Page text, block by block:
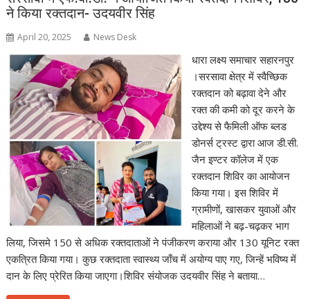
ने किया रक्तदान- उदयवीर सिंह
April 20, 2025 News Desk
धारा लक्ष्य समाचार सहारनपुर
।सरसावा क्षेत्र में स्वैच्छिक
रक्तदान को बढ़ावा देने और
रक्त की कमी को दूर करने के
उद्देश्य से फैमिली ऑफ ब्लड
डोनर्स ट्रस्ट द्वारा आज डी.सी.
जैन इण्टर कॉलेज में एक
रक्तदान शिविर का आयोजन
किया गया। इस शिविर में
ग्रामीणों, खासकर युवाओं और
महिलाओं ने बढ़-चढ़कर भाग
लिया, जिसमे 150 से अधिक रक्तदाताओं ने पंजीकरण कराया और 130 यूनिट रक्त
एकत्रित किया गया। कुछ रक्तदाता स्वास्थ्य जाँच में अयोग्य पाए गए, जिन्हें भविष्य में
दान के लिए प्रेरित किया जाएगा।शिविर संयोजक उदयवीर सिंह ने बताया…